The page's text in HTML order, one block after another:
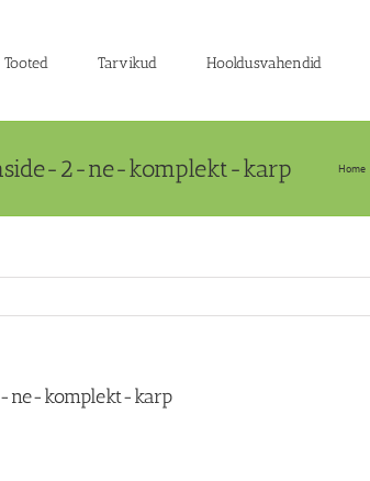
Tooted Tarvikud Hooldusvahendid
2-ne-komplekt-karp Home
ne-komplekt-karp